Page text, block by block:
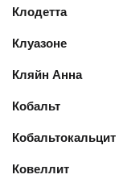
Клодетта
Клуазоне
Кляйн Анна
Кобальт
Кобальтокальцит
Ковеллит